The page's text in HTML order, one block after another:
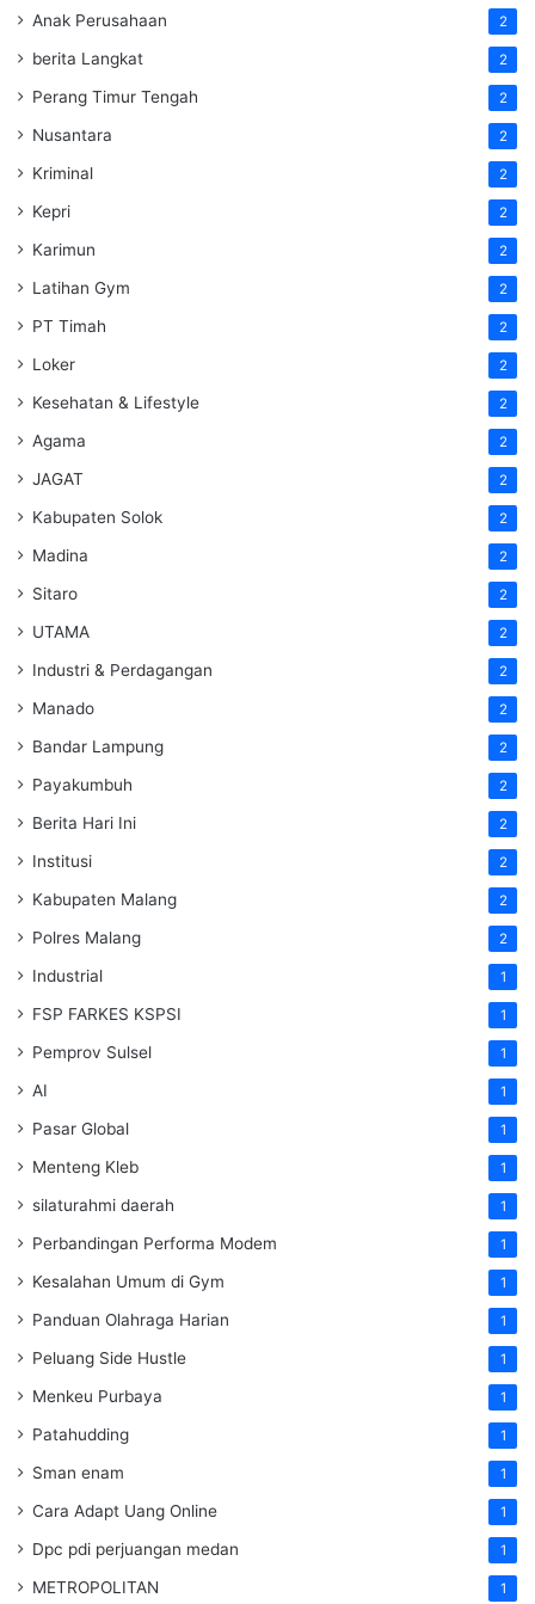
Anak Perusahaan 2
berita Langkat 2
Perang Timur Tengah 2
Nusantara 2
Kriminal 2
Kepri 2
Karimun 2
Latihan Gym 2
PT Timah 2
Loker 2
Kesehatan & Lifestyle 2
Agama 2
JAGAT 2
Kabupaten Solok 2
Madina 2
Sitaro 2
UTAMA 2
Industri & Perdagangan 2
Manado 2
Bandar Lampung 2
Payakumbuh 2
Berita Hari Ini 2
Institusi 2
Kabupaten Malang 2
Polres Malang 2
Industrial 1
FSP FARKES KSPSI 1
Pemprov Sulsel 1
AI 1
Pasar Global 1
Menteng Kleb 1
silaturahmi daerah 1
Perbandingan Performa Modem 1
Kesalahan Umum di Gym 1
Panduan Olahraga Harian 1
Peluang Side Hustle 1
Menkeu Purbaya 1
Patahudding 1
Sman enam 1
Cara Adapt Uang Online 1
Dpc pdi perjuangan medan 1
METROPOLITAN 1